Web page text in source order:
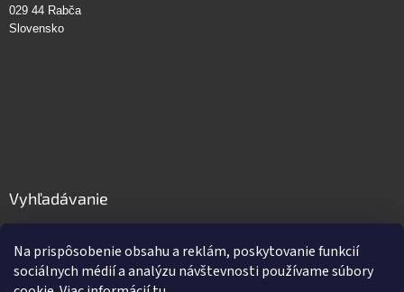
Na prispôsobenie obsahu a reklám, poskytovanie funkcií
sociálnych médií a analýzu návštevnosti používame súbory
029 44 Rabča
Slovensko
Vyhľadávanie
HĽADAŤ